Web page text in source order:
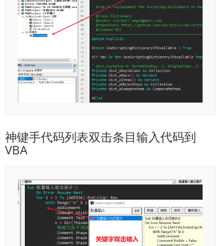
神键手代码列表双击条目输入代码到
VBA